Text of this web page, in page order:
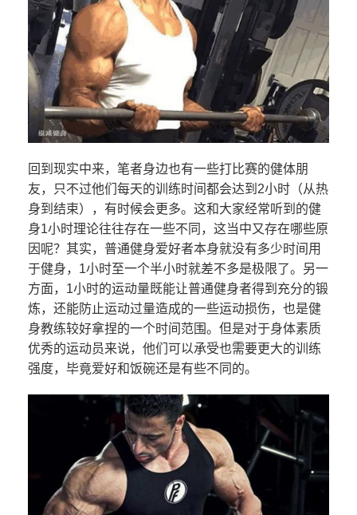
回到现实中来，笔者身边也有一些打比赛的健体朋
友，只不过他们每天的训练时间都会达到2小时（从热
身到结束），有时候会更多。这和大家经常听到的健
身1小时理论往往存在一些不同，这当中又存在哪些原
因呢？其实，普通健身爱好者本身就没有多少时间用
于健身，1小时至一个半小时就差不多是极限了。另一
方面，1小时的运动量既能让普通健身者得到充分的锻
炼，还能防止运动过量造成的一些运动损伤，也是健
身教练较好拿捏的一个时间范围。但是对于身体素质
优秀的运动员来说，他们可以承受也需要更大的训练
强度，毕竟爱好和饭碗还是有些不同的。